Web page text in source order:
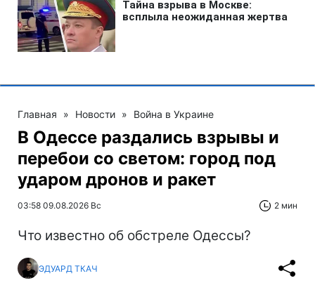
Главная » Новости » Война в Украине
В Одессе раздались взрывы и
перебои со светом: город под
ударом дронов и ракет
03:58 09.08.2026 Вс 2 мин
Что известно об обстреле Одессы?
ЭДУАРД ТКАЧ